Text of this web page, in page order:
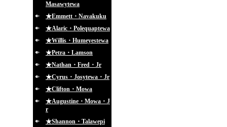
Masawytewa
★Emmett・Navakuku
★Alaric・Polequaptewa
★Willis・Humeyestewa
★Petra・Lamson
★Nathan・Fred・Jr
★Cyrus・Josytewa・Jr
★Clifton・Mowa
★Augustine・Mowa・J
r
★Shannon・Talawepi